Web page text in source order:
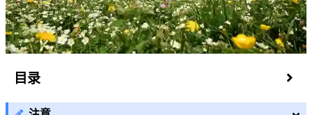
目录
Spring@Transactional的传播行为